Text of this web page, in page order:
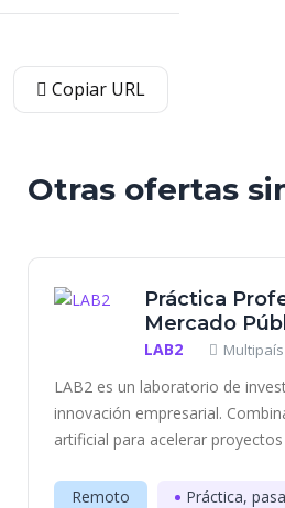
Copiar URL
Otras ofertas
Práctica
Mercado
LAB2 Multipaís
LAB2 es un laboratorio de
innovación empresarial.
artificial para acelerar
Remoto Práctica,